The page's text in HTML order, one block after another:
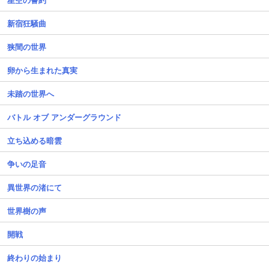
新宿狂騒曲
狭間の世界
卵から生まれた真実
未踏の世界へ
バトル オブ アンダーグラウンド
立ち込める暗雲
争いの足音
異世界の渚にて
世界樹の声
開戦
終わりの始まり